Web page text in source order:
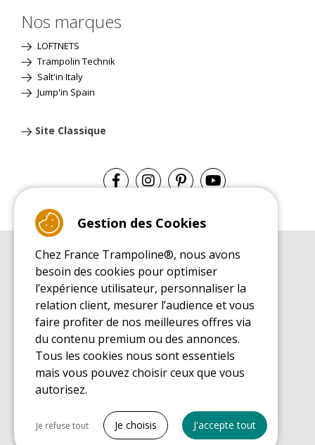
Nos marques
LOFTNETS
Trampolin Technik
Salt'in Italy
Jump'in Spain
Site Classique
Guide d'achat pour les trampolines de loisirs
GUIDE DE MONTAGE
Guide de montage pour les trampolines de loisirs
GUIDE D'ENTRETIEN
Guide d'entretien des trampolines de loisirs
GUIDE DÉCOUVERTE
Guide de découverte des trampolines de loisirs
GUIDE D'ACHAT PIÈCES DE RECHANGE
Gestion des Cookies
Chez France Trampoline®, nous avons
besoin des cookies pour optimiser
l’expérience utilisateur, personnaliser la
relation client, mesurer l’audience et vous
faire profiter de nos meilleures offres via
du contenu premium ou des annonces.
Tous les cookies nous sont essentiels
mais vous pouvez choisir ceux que vous
autorisez.
Je refuse tout Je choisis J'accepte tout